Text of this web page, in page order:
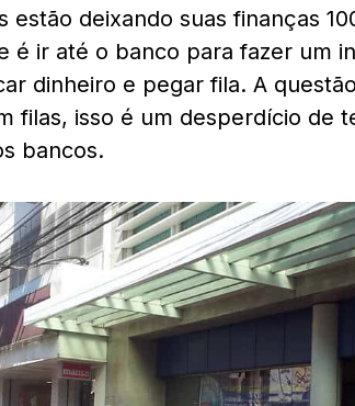
estão deixando suas finanças
é ir até o banco para fazer um
dinheiro e pegar fila. A
filas, isso é um desperdício de
bancos.